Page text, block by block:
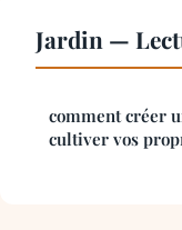
Jardin —
comment créer
cultiver vos